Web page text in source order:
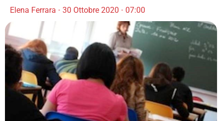
Elena Ferrara 30 Ottobre 2020 07:00